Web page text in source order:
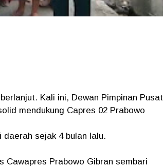
Kali ini, Dewan Pimpinan Pusat
mendukung Capres 02 Prabowo
sejak 4 bulan lalu.
Cawapres Prabowo Gibran sembari